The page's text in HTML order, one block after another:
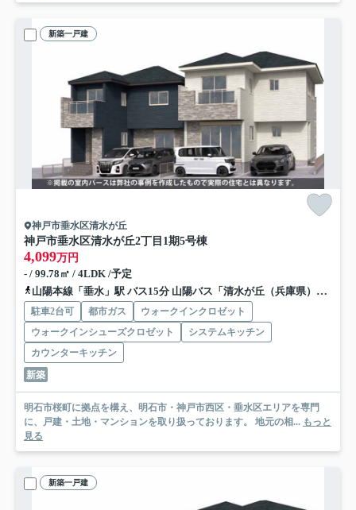
新築一戸建
神戸市垂水区清水が丘
神戸市垂水区清水が丘2丁目 1期5号棟
4,099万円
- / 99.78㎡ / 4LDK /予定
山陽本線「垂水」駅 バス15分 山陽バス「清水が丘（兵庫県）」 停歩2分
駐車2台可 都市ガス
ウォークインクロゼット
ウォークインシューズクロゼット
システムキッチン
カウンターキッチン
新築
明石市桜町に拠点を構え、明石市・神戸市西区・垂水区エリアを専門
に、戸建・土地・マンションを取り扱っております。 地元の相... もっと
見る
新築一戸建